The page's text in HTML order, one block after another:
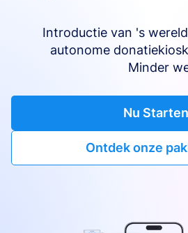
Introductie van 's
autonome
Minder
Nu Starten
Ontdek onze